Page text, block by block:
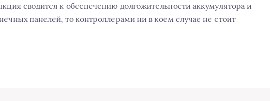
сводится к обеспечению долгожительности аккумулятора и
панелей, то контроллерами ни в коем случае не стоит